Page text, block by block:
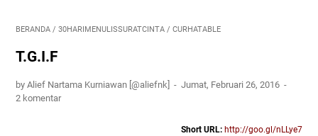
BERANDA / 30HARIMENULISSURATCINTA / CURHATABLE
T.G.I.F
by Alief Nartama Kurniawan [@aliefnk]
Jumat, Februari 26, 2016
2 komentar
Short URL: http://goo.gl/nLLye7